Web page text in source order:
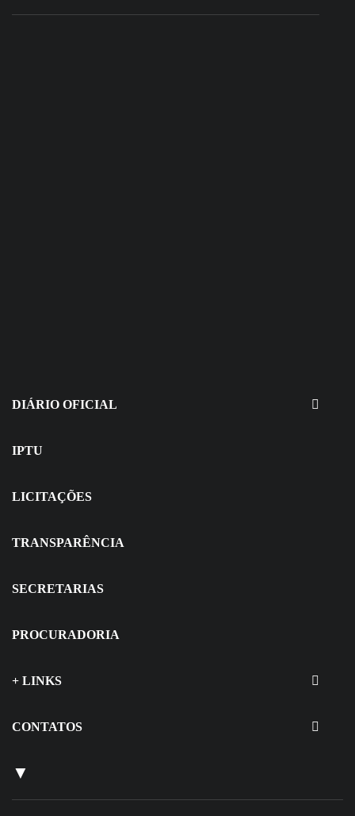
Seletivo
DIÁRIO OFICIAL
IPTU
LICITAÇÕES
TRANSPARÊNCIA
SECRETARIAS
PROCURADORIA
+ LINKS
CONTATOS
▼